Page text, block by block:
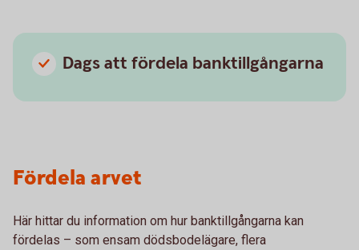
Dags att fördela banktillgångarna
Fördela arvet
Här hittar du information om hur banktillgångarna kan
fördelas – som ensam dödsbodelägare, flera